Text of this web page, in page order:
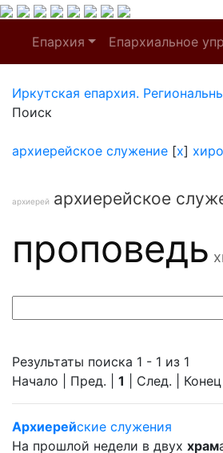
Епархия Епархиальное
Иркутская епархия.
Поиск
архиерейское служение [x]
архиерей архиерейское
проповедь
Результаты поиска 1 - 1 из 1
Начало | Пред. | 1 | След. | Конец
Архиерейские служения
На прошлой недели в двух храм